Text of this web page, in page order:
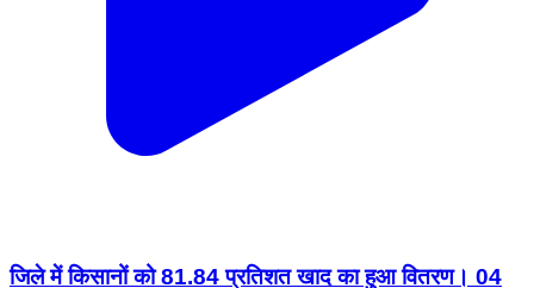
जिले में किसानों को 81.84 प्रतिशत खाद का हुआ वितरण। 04